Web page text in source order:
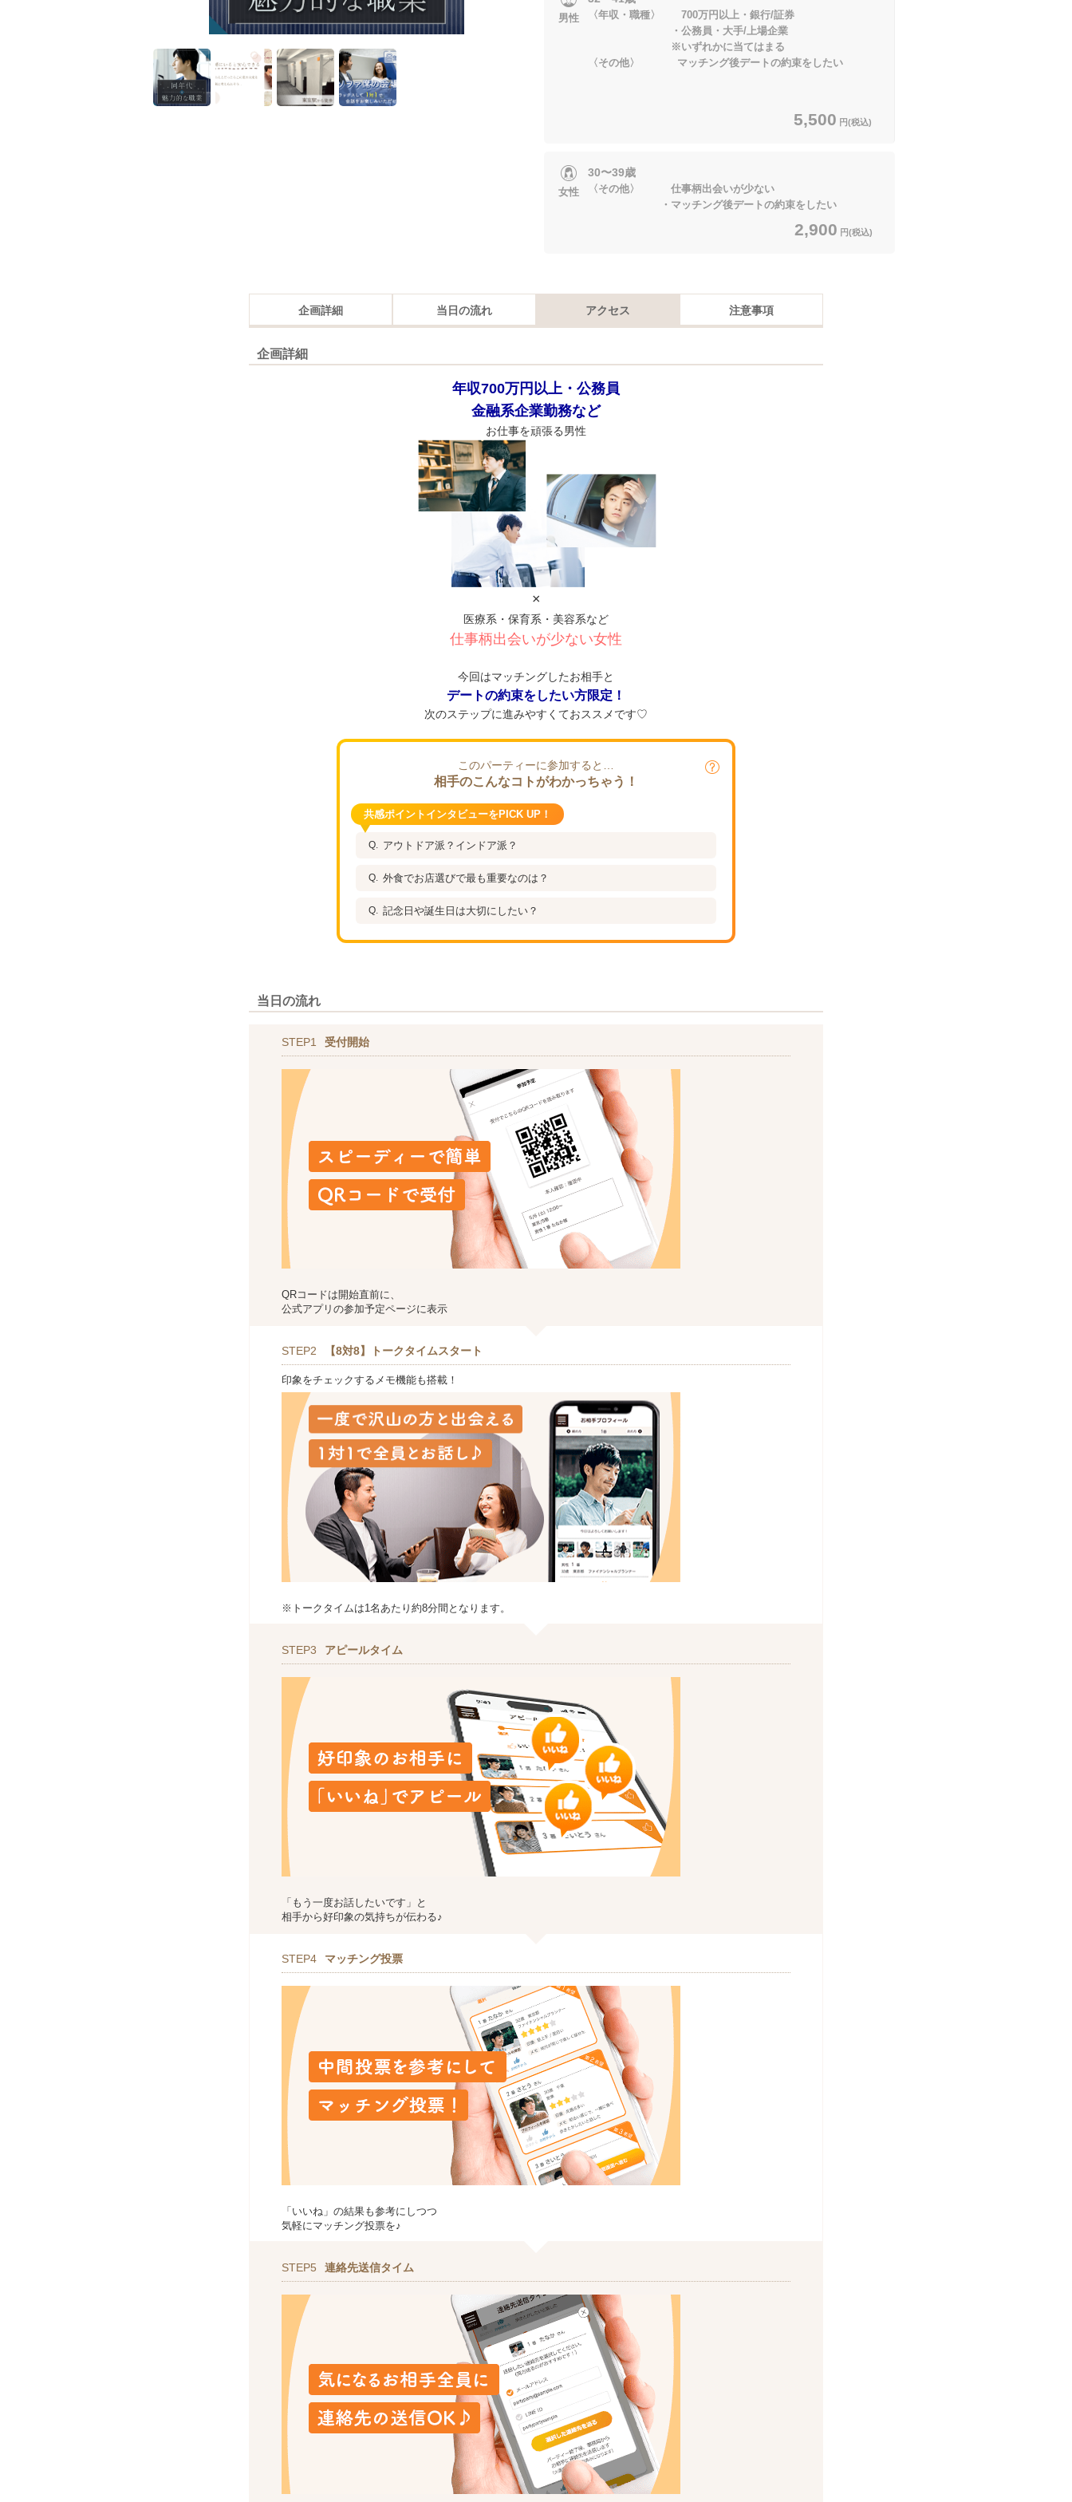
男性
〈年収・職種〉 700万円以上・銀行/証券
・公務員・大手/上場企業
※いずれかに当てはまる
〈その他〉 マッチング後デートの約束をしたい
5,500 円(税込)
女性
30〜39歳
〈その他〉 仕事柄出会いが少ない
・マッチング後デートの約束をしたい
2,900 円(税込)
企画詳細 当日の流れ アクセス 注意事項
企画詳細
年収700万円以上・公務員
金融系企業勤務など
お仕事を頑張る男性
×
医療系・保育系・美容系など
仕事柄出会いが少ない女性
今回はマッチングしたお相手と
デートの約束をしたい方限定！
次のステップに進みやすくておススメです♡
このパーティーに参加すると…
相手のこんなコトがわかっちゃう！
共感ポイントインタビューをPICK UP！
アウトドア派？インドア派？
外食でお店選びで最も重要なのは？
記念日や誕生日は大切にしたい？
当日の流れ
STEP1 受付開始
QRコードは開始直前に、
公式アプリの参加予定ページに表示
STEP2 【8対8】トークタイムスタート
印象をチェックするメモ機能も搭載！
※トークタイムは1名あたり約8分間となります。
STEP3 アピールタイム
「もう一度お話したいです」と
相手から好印象の気持ちが伝わる♪
STEP4 マッチング投票
「いいね」の結果も参考にしつつ
気軽にマッチング投票を♪
STEP5 連絡先送信タイム